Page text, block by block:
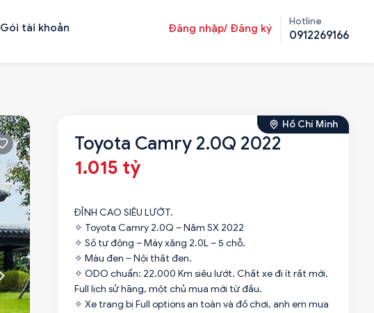
Gói tài khoản Đăng nhập/ Đăng ký
Hotline
0912269166
Hồ Chí Minh
Toyota Camry 2.0Q 2022
1.015 tỷ
ĐỈNH CAO SIÊU LƯỚT.
✧ Toyota Camry 2.0Q – Năm SX 2022
✧ Số tự động – Máy xăng 2.0L – 5 chỗ.
✧ Màu đen – Nội thất đen.
✧ ODO chuẩn: 22,000 Km siêu lướt. Chất xe đi ít rất mới,
Full lịch sử hãng, một chủ mua mới từ đầu.
✧ Xe trang bị Full options an toàn và đồ chơi, anh em mua